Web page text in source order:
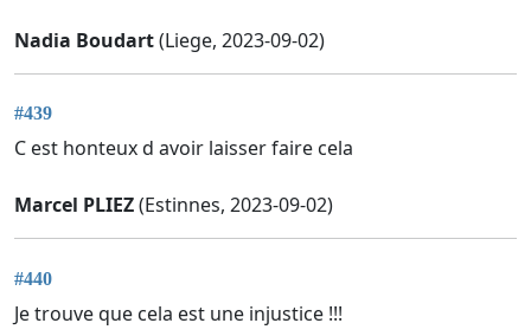
Nadia Boudart(Liege, 2023-09-02)
#439
C est honteux d avoir laisser faire cela
Marcel PLIEZ(Estinnes, 2023-09-02)
#440
Je trouve que cela est une injustice !!!